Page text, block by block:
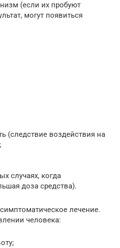
(если их пробуют
могут появиться
(следствие воздействия на
случаях, когда
доза средства).
лечение.
человека: